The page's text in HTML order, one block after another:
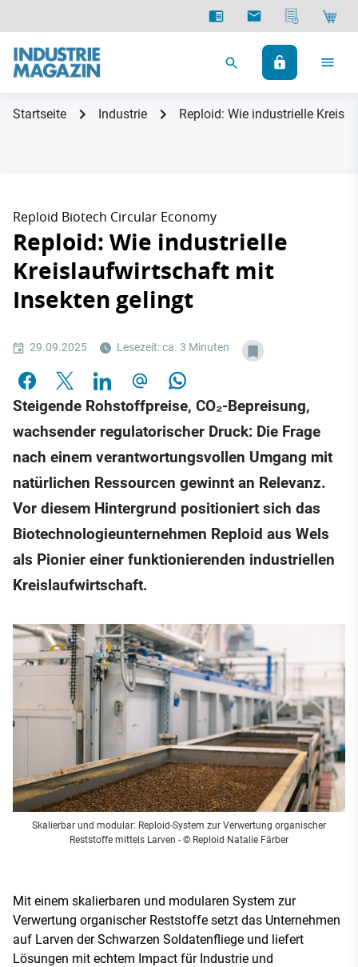
Startseite Industrie Reploid: Wie industrielle
Reploid Biotech Circular Economy
Reploid: Wie industrielle
Kreislaufwirtschaft mit
Insekten gelingt
29.09.2025 Lesezeit: ca. 3 Minuten
Steigende Rohstoffpreise, CO₂-Bepreisung,
wachsender regulatorischer Druck: Die Frage
nach einem verantwortungsvollen Umgang mit
natürlichen Ressourcen gewinnt an Relevanz.
Vor diesem Hintergrund positioniert sich das
Biotechnologieunternehmen Reploid aus Wels
als Pionier einer funktionierenden industriellen
Kreislaufwirtschaft.
Skalierbar und modular: Reploid-System zur Verwertung organischer
Reststoffe mittels Larven - © Reploid Natalie Färber
Mit einem skalierbaren und modularen System zur
Verwertung organischer Reststoffe setzt das Unternehmen
auf Larven der Schwarzen Soldatenfliege und liefert
Lösungen mit echtem Impact für Industrie und